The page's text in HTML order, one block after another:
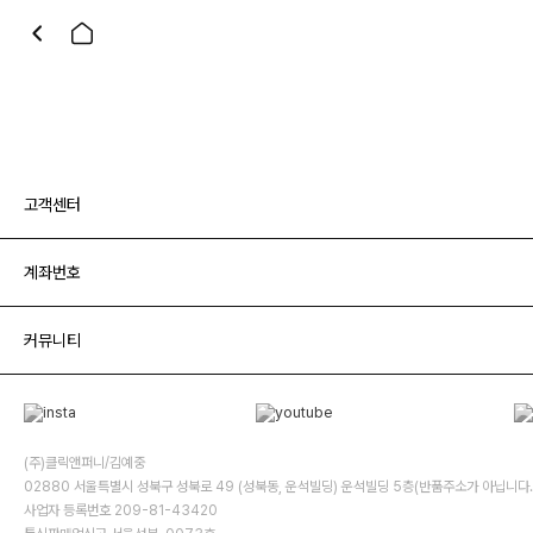
고객센터
계좌번호
커뮤니티
(주)클릭앤퍼니/김예중
02880 서울특별시 성북구 성북로 49 (성북동, 운석빌딩) 운석빌딩 5층(반품주소가 아닙니다
사업자 등록번호 209-81-43420